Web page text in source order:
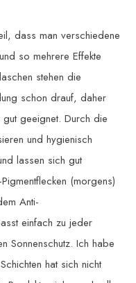
dass man verschiedene
so mehrere Effekte
stehen die
schon drauf, daher
geeignet. Durch die
und hygienisch
lassen sich gut
(morgens)
Anti-
einfach zu jeder
Sonnenschutz. Ich habe
hat sich nicht